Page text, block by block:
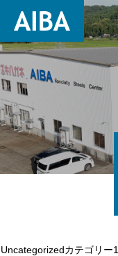
Uncategorizedカテゴリー1